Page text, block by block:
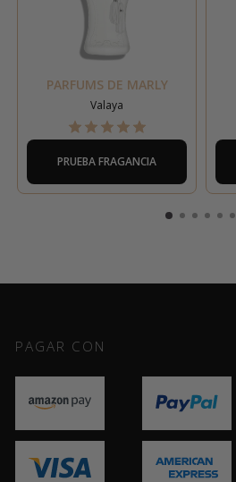
PARFUMS DE MARLY
Valaya
PRUEBA FRAGANCIA
PAGAR CON